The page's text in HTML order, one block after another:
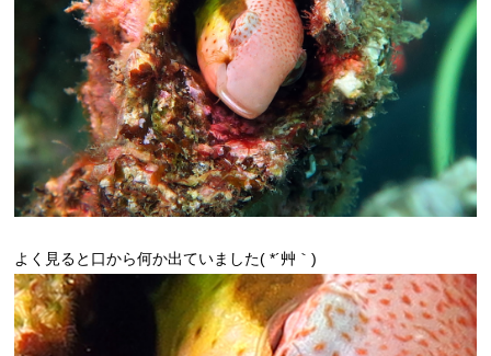
よく見ると口から何か出ていました( *´艸｀)